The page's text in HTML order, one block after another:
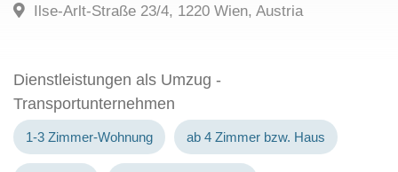
Ilse-Arlt-Straße 23/4, 1220 Wien, Austria
Dienstleistungen als Umzug -
Transportunternehmen
1-3 Zimmer-Wohnung ab 4 Zimmer bzw. Haus